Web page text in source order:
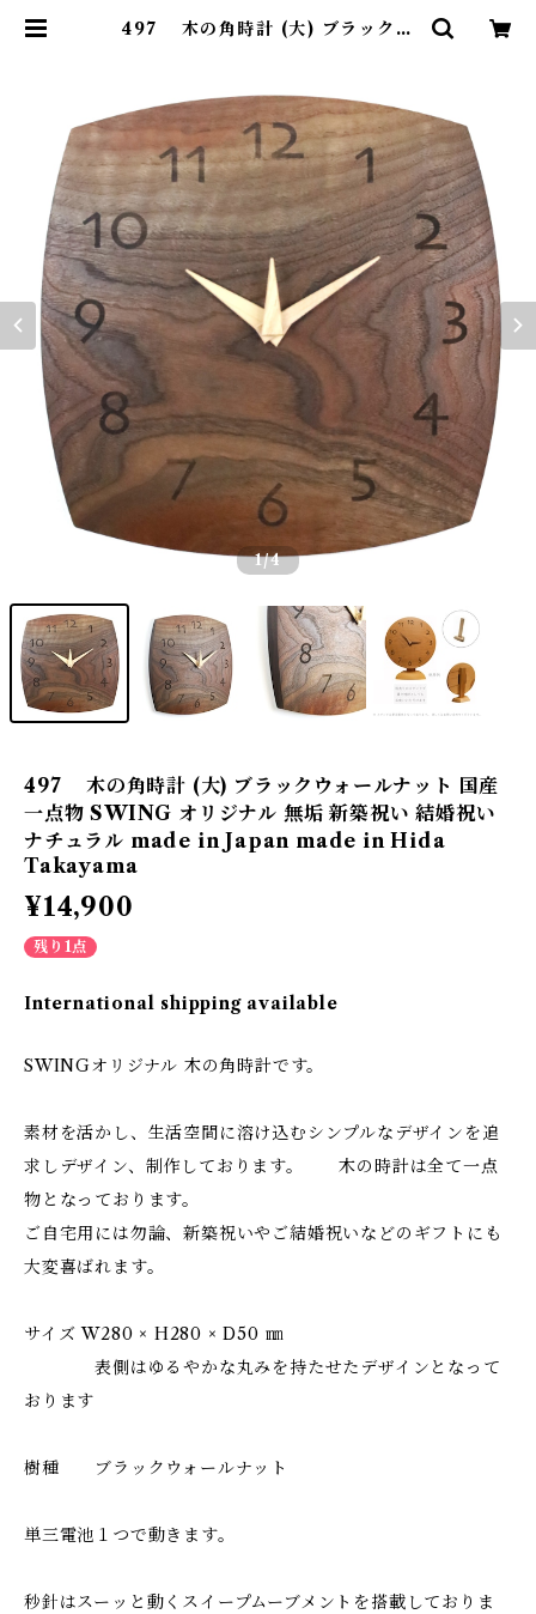
497 木の角時計 (大) ブラックウ
e in Hida Takayama | SWIN
G ONLINE SHOP
1/4
497 木の角時計 (大) ブラックウォールナット 国産
一点物 SWING オリジナル 無垢 新築祝い 結婚祝い
ナチュラル made in Japan made in Hida
Takayama
¥14,900
残り1点
International shipping available
SWINGオリジナル 木の角時計です。
素材を活かし、生活空間に溶け込むシンプルなデザインを追
求しデザイン、制作しております。 木の時計は全て一点
物となっております。
ご自宅用には勿論、新築祝いやご結婚祝いなどのギフトにも
大変喜ばれます。
サイズ W280 × H280 × D50 ㎜
表側はゆるやかな丸みを持たせたデザインとなって
おります
樹種 ブラックウォールナット
単三電池１つで動きます。
秒針はスーッと動くスイープムーブメントを搭載しておりま